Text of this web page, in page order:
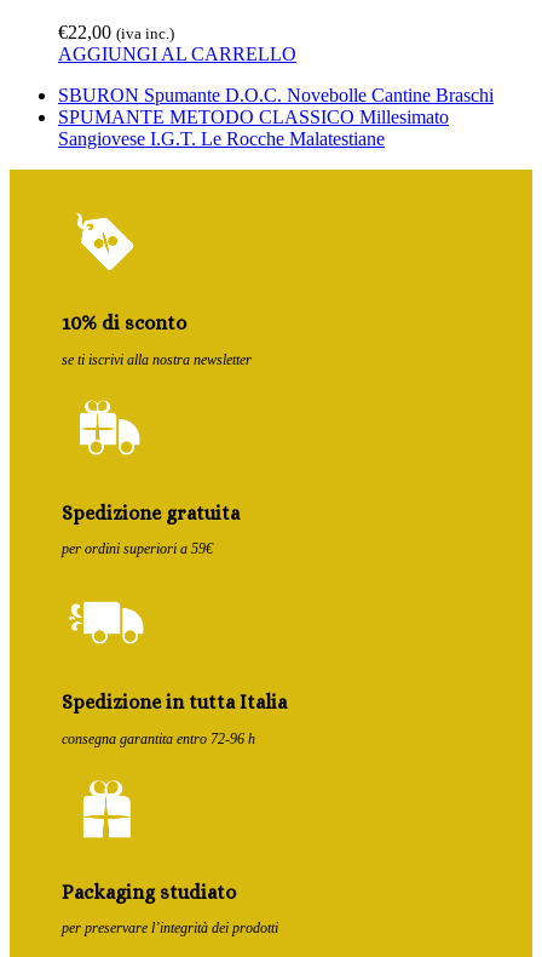
€22,00 (iva inc.)
AGGIUNGI AL CARRELLO
Slide
precedente:
SBURON Spumante D.O.C. Novebolle Cantine Braschi
visualizza
articolo:
SPUMANTE METODO CLASSICO Millesimato
Sangiovese I.G.T. Le Rocche Malatestiane
10% di sconto
se ti iscrivi alla nostra newsletter
Spedizione gratuita
per ordini superiori a 59€
Spedizione in tutta Italia
consegna garantita entro 72-96 h
Packaging studiato
per preservare l’integrità dei prodotti